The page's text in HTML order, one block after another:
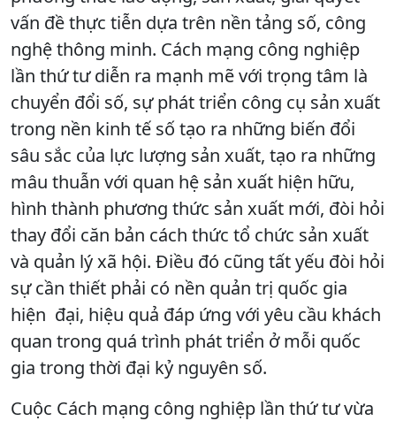
vấn đề thực tiễn dựa trên nền tảng số, công
nghệ thông minh. Cách mạng công nghiệp
lần thứ tư diễn ra mạnh mẽ với trọng tâm là
chuyển đổi số, sự phát triển công cụ sản xuất
trong nền kinh tế số tạo ra những biến đổi
sâu sắc của lực lượng sản xuất, tạo ra những
mâu thuẫn với quan hệ sản xuất hiện hữu,
hình thành phương thức sản xuất mới, đòi hỏi
thay đổi căn bản cách thức tổ chức sản xuất
và quản lý xã hội. Điều đó cũng tất yếu đòi hỏi
sự cần thiết phải có nền quản trị quốc gia
hiện đại, hiệu quả đáp ứng với yêu cầu khách
quan trong quá trình phát triển ở mỗi quốc
gia trong thời đại kỷ nguyên số.
Cuộc Cách mạng công nghiệp lần thứ tư vừa